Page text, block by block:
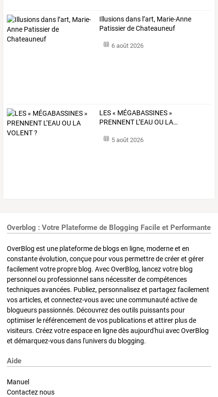
Illusions dans l’art, Marie-Anne
Patissier de Chateauneuf
6 août 2026
LES« MÉGABASSINES »
PRENNENT L’EAUOU LA…
5 août 2026
Overblog : Votre Plateforme de Blogging Facile et Performante
OverBlog est une plateforme de blogs en ligne, moderne et en
constante évolution, conçue pour vous permettre de créer et gérer
facilement votre propre blog. Avec OverBlog, lancez votre blog
personnel ou professionnel sans nécessiter de compétences
techniques avancées. Publiez, personnalisez et partagez facilement
vos articles, et connectez-vous avec une communauté active de
blogueurs passionnés. Découvrez des outils puissants pour
optimiser le référencement de vos publications et attirer plus de
visiteurs. Créez votre espace en ligne dès aujourd'hui avec OverBlog
et démarquez-vous dans l'univers du blogging.
Aide
Manuel
Contactez nous